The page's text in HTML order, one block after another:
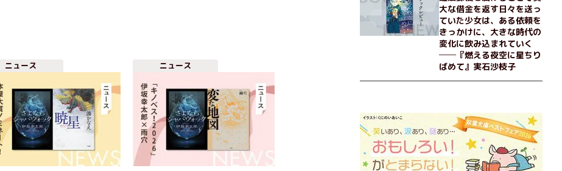
ニュース ニュース
大な借金を返す日々を送っ
ていた少女は、ある依頼を
きっかけに、大きな時代の
変化に飲み込まれていく
──『燃える夜空に星ちり
ばめて』実石沙枝子